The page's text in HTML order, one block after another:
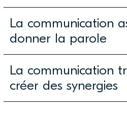
La communication
donner la parole
La communication
créer des synergies